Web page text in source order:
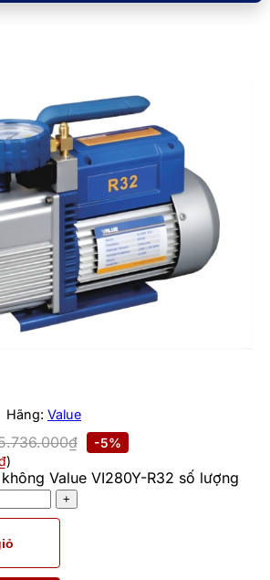
Hãng: Value
-5%
)
Value VI280Y-R32 số lượng